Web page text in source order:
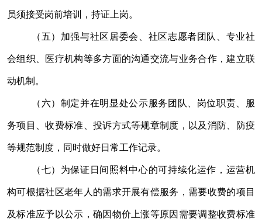
员须接受岗前培训，持证上岗。
（五）加强与社区居委会、社区志愿者团队、专业社
会组织、医疗机构等多方面的沟通交流与业务合作，建立联
动机制。
（六）制定并在明显处公示服务团队、岗位职责、服
务项目、收费标准、投诉方式等规章制度，以及消防、防疫
等规范制度，同时做好日常工作记录。
（七）为保证日间照料中心的可持续化运作，运营机
构可根据社区老年人的需求开展有偿服务，需要收费的项目
及标准应予以公示，确因物价上涨等原因需要调整收费标准